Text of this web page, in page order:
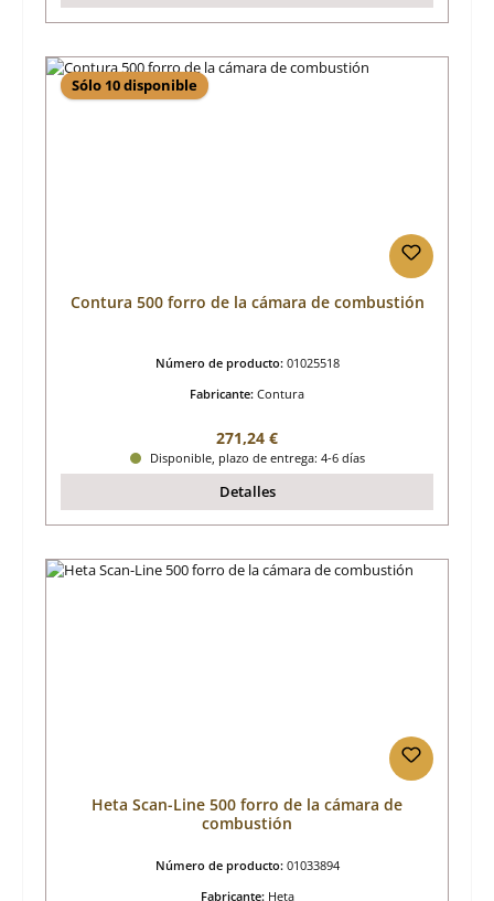
Sólo 10 disponible
Contura 500 forro de la cámara de combustión
Número de producto: 01025518
Fabricante: Contura
Precio normal:
271,24 €
Disponible, plazo de entrega: 4-6 días
Detalles
Heta Scan-Line 500 forro de la cámara de
combustión
Número de producto: 01033894
Fabricante: Heta